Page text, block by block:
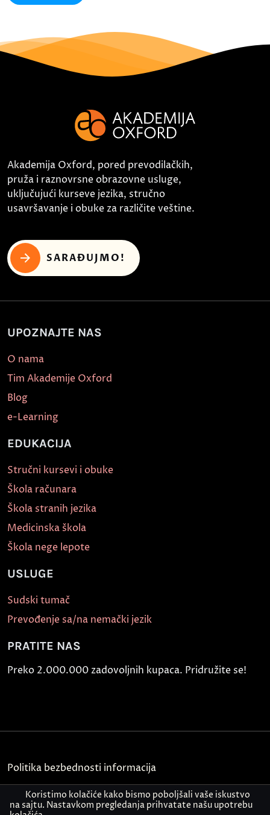
Akademija Oxford, pored prevodilačkih,
pruža i raznovrsne obrazovne usluge,
uključujući kurseve jezika, stručno
usavršavanje i obuke za različite veštine.
SARAĐUJMO!
UPOZNAJTE NAS
O nama
Tim Akademije Oxford
Blog
e-Learning
EDUKACIJA
Stručni kursevi i obuke
Škola računara
Škola stranih jezika
Medicinska škola
Škola nege lepote
USLUGE
Sudski tumač
Prevođenje sa/na nemački jezik
PRATITE NAS
Preko 2.000.000 zadovoljnih kupaca. Pridružite se!
Politika bezbednosti informacija
Kontakt
Koristimo kolačiće kako bismo poboljšali vaše iskustvo
na sajtu. Nastavkom pregledanja prihvatate našu upotrebu